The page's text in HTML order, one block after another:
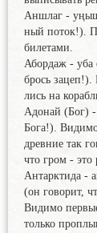
Аншлаг -
ный поток!).
билетами.
Абордаж - уба
брось зацеп!).
лись на
Адонай (Бог) -
Бога!).
древние так
что гром - это
Антарктида -
(он говорит,
Видимо
только